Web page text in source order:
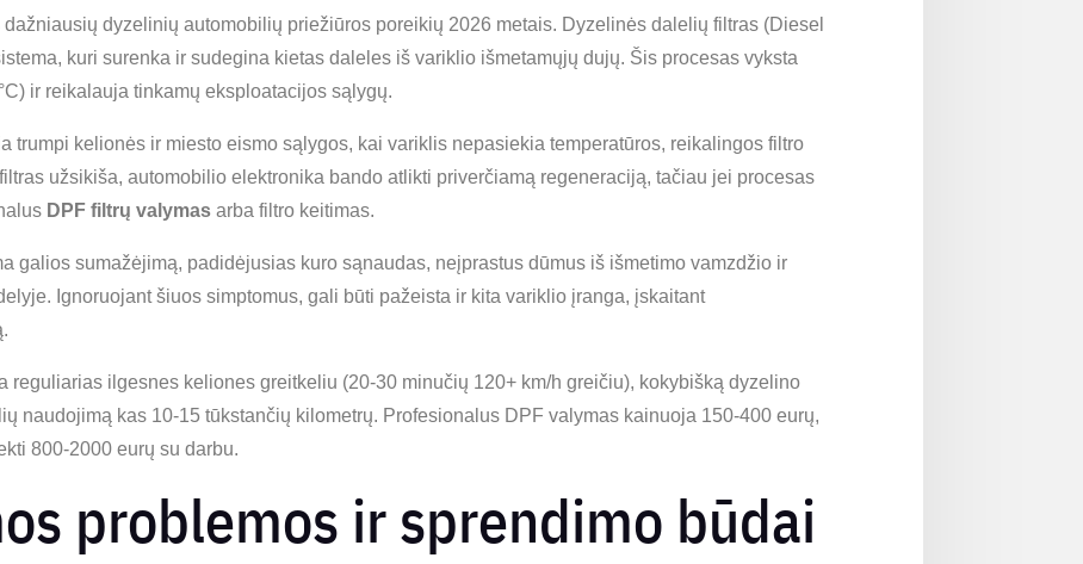
dyzelinių automobilių priežiūros poreikių 2026 metais. Dyzelinės dalelių filtras (Diesel
kuri surenka ir sudegina kietas daleles iš variklio išmetamųjų dujų. Šis procesas vyksta
ir reikalauja tinkamų eksploatacijos sąlygų.
trumpi kelionės ir miesto eismo sąlygos, kai variklis nepasiekia temperatūros, reikalingos filtro
užsikiša, automobilio elektronika bando atlikti priverčiamą regeneraciją, tačiau jei procesas
DPF filtrų valymas arba filtro keitimas.
galios sumažėjimą, padidėjusias kuro sąnaudas, neįprastus dūmus iš išmetimo vamzdžio ir
Ignoruojant šiuos simptomus, gali būti pažeista ir kita variklio įranga, įskaitant
reguliarias ilgesnes keliones greitkeliu (20-30 minučių 120+ km/h greičiu), kokybišką dyzelino
naudojimą kas 10-15 tūkstančių kilometrų. Profesionalus DPF valymas kainuoja 150-400 eurų,
800-2000 eurų su darbu.
problemos ir sprendimo būdai